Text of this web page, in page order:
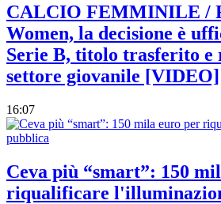
CALCIO FEMMINILE /
Women, la decisione è
Serie B, titolo trasferito e
settore giovanile [VIDEO]
16:07
Ceva più “smart”: 150
riqualificare